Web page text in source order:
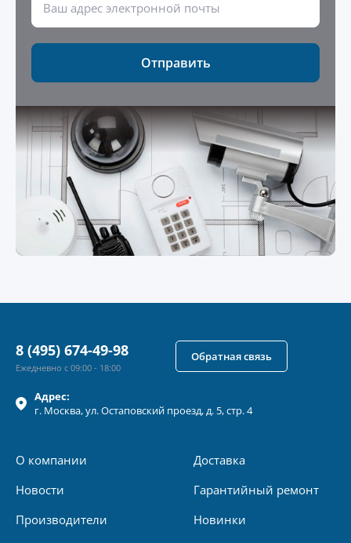
Отправить
Адрес:
г. Москва, ул.Остаповский проезд, д. 5, стр. 4
О компании
Новости
Производители
Доставка
Гарантийный ремонт
Новинки
8 (495) 674-49-98
Ежедневно с 09:00 - 18:00
Обратная связь